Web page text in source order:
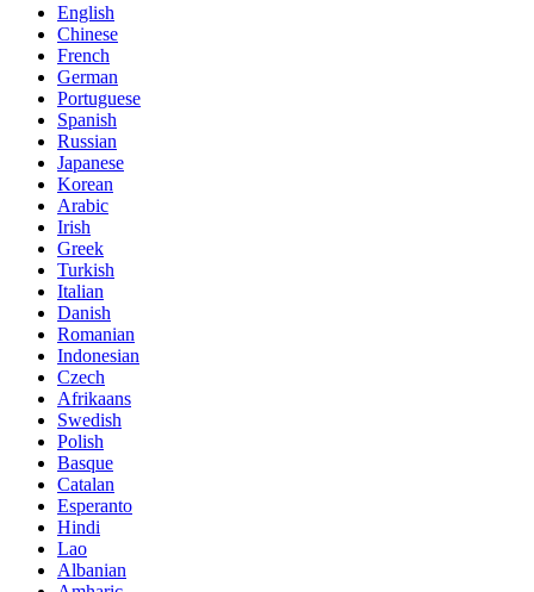
English
Chinese
French
German
Portuguese
Spanish
Russian
Japanese
Korean
Arabic
Irish
Greek
Turkish
Italian
Danish
Romanian
Indonesian
Czech
Afrikaans
Swedish
Polish
Basque
Catalan
Esperanto
Hindi
Lao
Albanian